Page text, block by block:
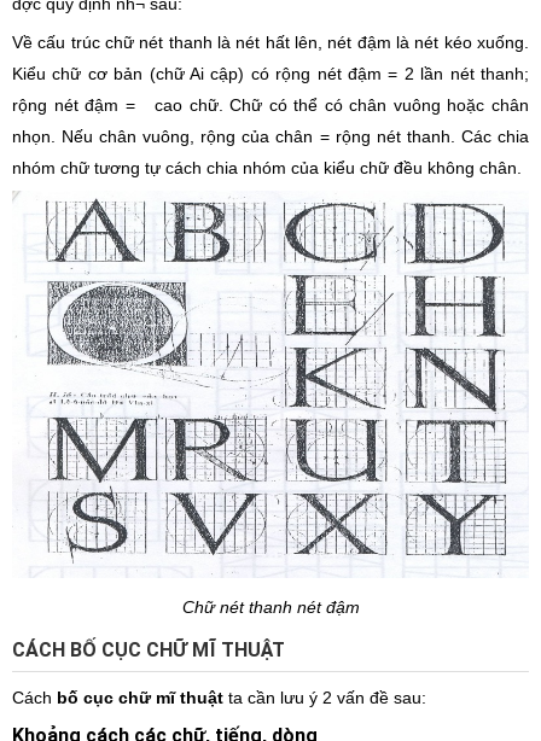
Về cấu trúc chữ nét thanh là nét hất lên, nét đậm là nét kéo xuống.
Kiểu chữ cơ bản (chữ Ai cập) có rộng nét đậm = 2 lần nét thanh;
rộng nét đậm = cao chữ. Chữ có thể có chân vuông hoặc chân
nhọn. Nếu chân vuông, rộng của chân = rộng nét thanh. Các chia
nhóm chữ tương tự cách chia nhóm của kiểu chữ đều không chân.
Chữ nét thanh nét đậm
CÁCH BỐ CỤC CHỮ MĨ THUẬT
Cách bố cục chữ mĩ thuật ta cần lưu ý 2 vấn đề sau:
Khoảng cách các chữ, tiếng, dòng